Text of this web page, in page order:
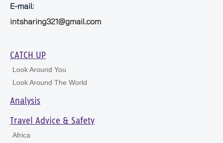
E-mail:
intsharing321@gmail.com
CATCH UP
Look Around You
Look Around The World
Analysis
Travel Advice & Safety
Africa